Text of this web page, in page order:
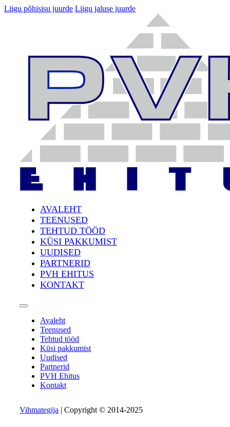
Liigu põhisisu juurde Liigu jaluse juurde
AVALEHT
TEENUSED
TEHTUD TÖÖD
KÜSI PAKKUMIST
UUDISED
PARTNERID
PVH EHITUS
KONTAKT
Avaleht
Teenused
Tehtud tööd
Küsi pakkumist
Uudised
Partnerid
PVH Ehitus
Kontakt
Vihmategija | Copyright © 2014-2025